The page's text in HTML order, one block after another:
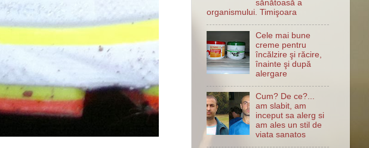
sănătoasă a
organismului. Timişoara
Cele mai bune
creme pentru
încălzire şi răcire,
înainte şi după
alergare
Cum? De ce?...
am slabit, am
inceput sa alerg si
am ales un stil de
viata sanatos